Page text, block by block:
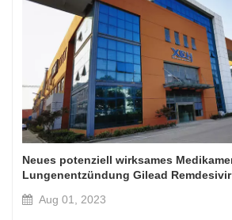
Neues potenziell wirksames
Lungenentzündung Gilead
Aug 01, 2023